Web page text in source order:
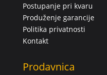
Postupanje pri kvaru
Produženje garancije
Politika privatnosti
Kontakt
Prodavnica